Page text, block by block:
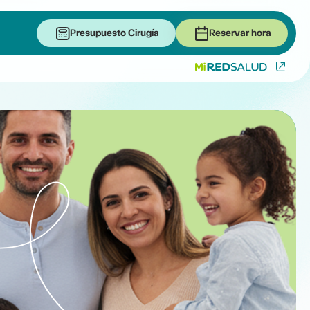
Presupuesto Cirugía Reservar hora